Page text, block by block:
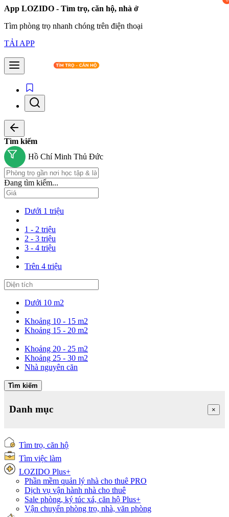
App LOZIDO - Tìm trọ, căn hộ, nhà ở
Tìm phòng trọ nhanh chóng trên điện thoại
TẢI APP
Tìm kiếm
Hồ Chí Minh Thủ Đức
Đang tìm kiếm...
Dưới 1 triệu
1 - 2 triệu
2 - 3 triệu
3 - 4 triệu
Trên 4 triệu
Dưới 10 m2
Khoảng 10 - 15 m2
Khoảng 15 - 20 m2
Khoảng 20 - 25 m2
Khoảng 25 - 30 m2
Nhà nguyên căn
Tìm kiếm
Danh mục ×
Tìm trọ, căn hộ
Tìm việc làm
LOZIDO Plus+
Phần mềm quản lý nhà cho thuê PRO
Dịch vụ vận hành nhà cho thuê
Sale phòng, ký túc xá, căn hộ Plus+
Vận chuyển phòng trọ, nhà, văn phòng